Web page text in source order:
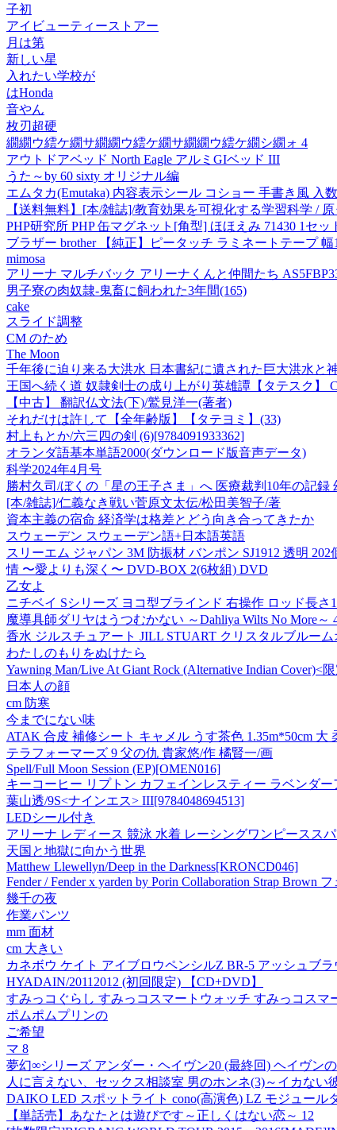
子初
アイビューティーストアー
月は第
新しい星
入れたい学校が
はHonda
音やん
枚刃超硬
繝繝ウ繧ケ繝サ繝繝ウ繧ケ繝サ繝繝ウ繧ケ繝シ繝ォ 4
アウトドアベッド North Eagle アルミGIベッド III
うた～by 60 sixty オリジナル編
エムタカ(Emutaka) 内容表示シール コショー 手書き風 入
【送料無料】[本/雑誌]/教育効果を可視化する学習科学 / 原
PHP研究所 PHP 缶マグネット[角型] ほほえみ 71430 1セッ
ブラザー brother 【純正】ピータッチ ラミネートテープ
mimosa
アリーナ マルチバック アリーナくんと仲間たち
男子寮の肉奴隷-鬼畜に飼われた3年間(165)
cake
スライド調整
CM のため
The Moon
千年後に迫り来る大洪水 日本書紀に遺された巨大洪水と
王国へ続く道 奴隷剣士の成り上がり英雄譚【タテスク】
【中古】 翻訳仏文法(下)/鷲見洋一(著者)
それだけは許して【全年齢版】【タテヨミ】(33)
村上もとか/六三四の剣 (6)[9784091933362]
オランダ語基本単語2000(ダウンロード版音声データ)
科学2024年4月号
勝村久司/ぼくの「星の王子さま」へ 医療裁判10年の記録
[本/雑誌]/仁義なき戦い菅原文太伝/松田美智子/著
資本主義の宿命 経済学は格差とどう向き合ってきたか
スウェーデン スウェーデン語+日本語英語
スリーエム ジャパン 3M 防振材 バンポン SJ1912 透明
情 〜愛よりも深く〜 DVD-BOX 2(6枚組) DVD
乙女よ
ニチベイ Sシリーズ ヨコ型ブラインド 右操作 ロッド長さ
魔導具師ダリヤはうつむかない ～Dahliya Wilts No More～
香水 ジルスチュアート JILL STUART クリスタルブルーム
わたしのもりをぬけたら
Yawning Man/Live At Giant Rock (Alternative Indian Cover)<
日本人の顔
cm 防寒
今までにない味
ATAK 合皮 補修シート キャメル うす茶色 1.35m*50cm
テラフォーマーズ 9 父の仇 貴家悠/作 橘賢一/画
Spell/Full Moon Session (EP)[OMEN016]
キーコーヒー リプトン カフェインレスティー ラベンダー
葉山透/9S<ナインエス> III[9784048694513]
LEDシール付き
アリーナ レディース 競泳 水着 レーシングワンピースス
天国と地獄に向かう世界
Matthew Llewellyn/Deep in the Darkness[KRONCD046]
Fender / Fender x yarden by Porin Collaboration Strap Brown
幾千の夜
作業パンツ
mm 面材
cm 大きい
カネボウ ケイト アイブロウペンシルZ BR-5 アッシュブ
HYADAIN/20112012 (初回限定) 【CD+DVD】
すみっコぐらし すみっコスマートウォッチ すみっコス
ポムポムプリンの
ご希望
マ 8
夢幻∞シリーズ アンダー・ヘイヴン20 (最終回) ヘイヴン
人に言えない、セックス相談室 男のホンネ(3)～イカない
DAIKO LED スポットライト cono(高演色) LZ モジュール
【単話売】あなたとは遊びです～正しくはない恋～ 12